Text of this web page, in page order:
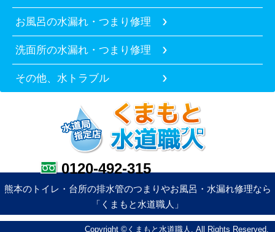
お風呂の水漏れ・つまり修理
洗面所の水漏れ・つまり修理
その他、水トラブル
0120-492-315
熊本のトイレ・台所の排水管のつまりやお風呂・水漏れ修理なら
「くまもと水道職人」
Copyright ©くまもと水道職人. All Rights Reserved.